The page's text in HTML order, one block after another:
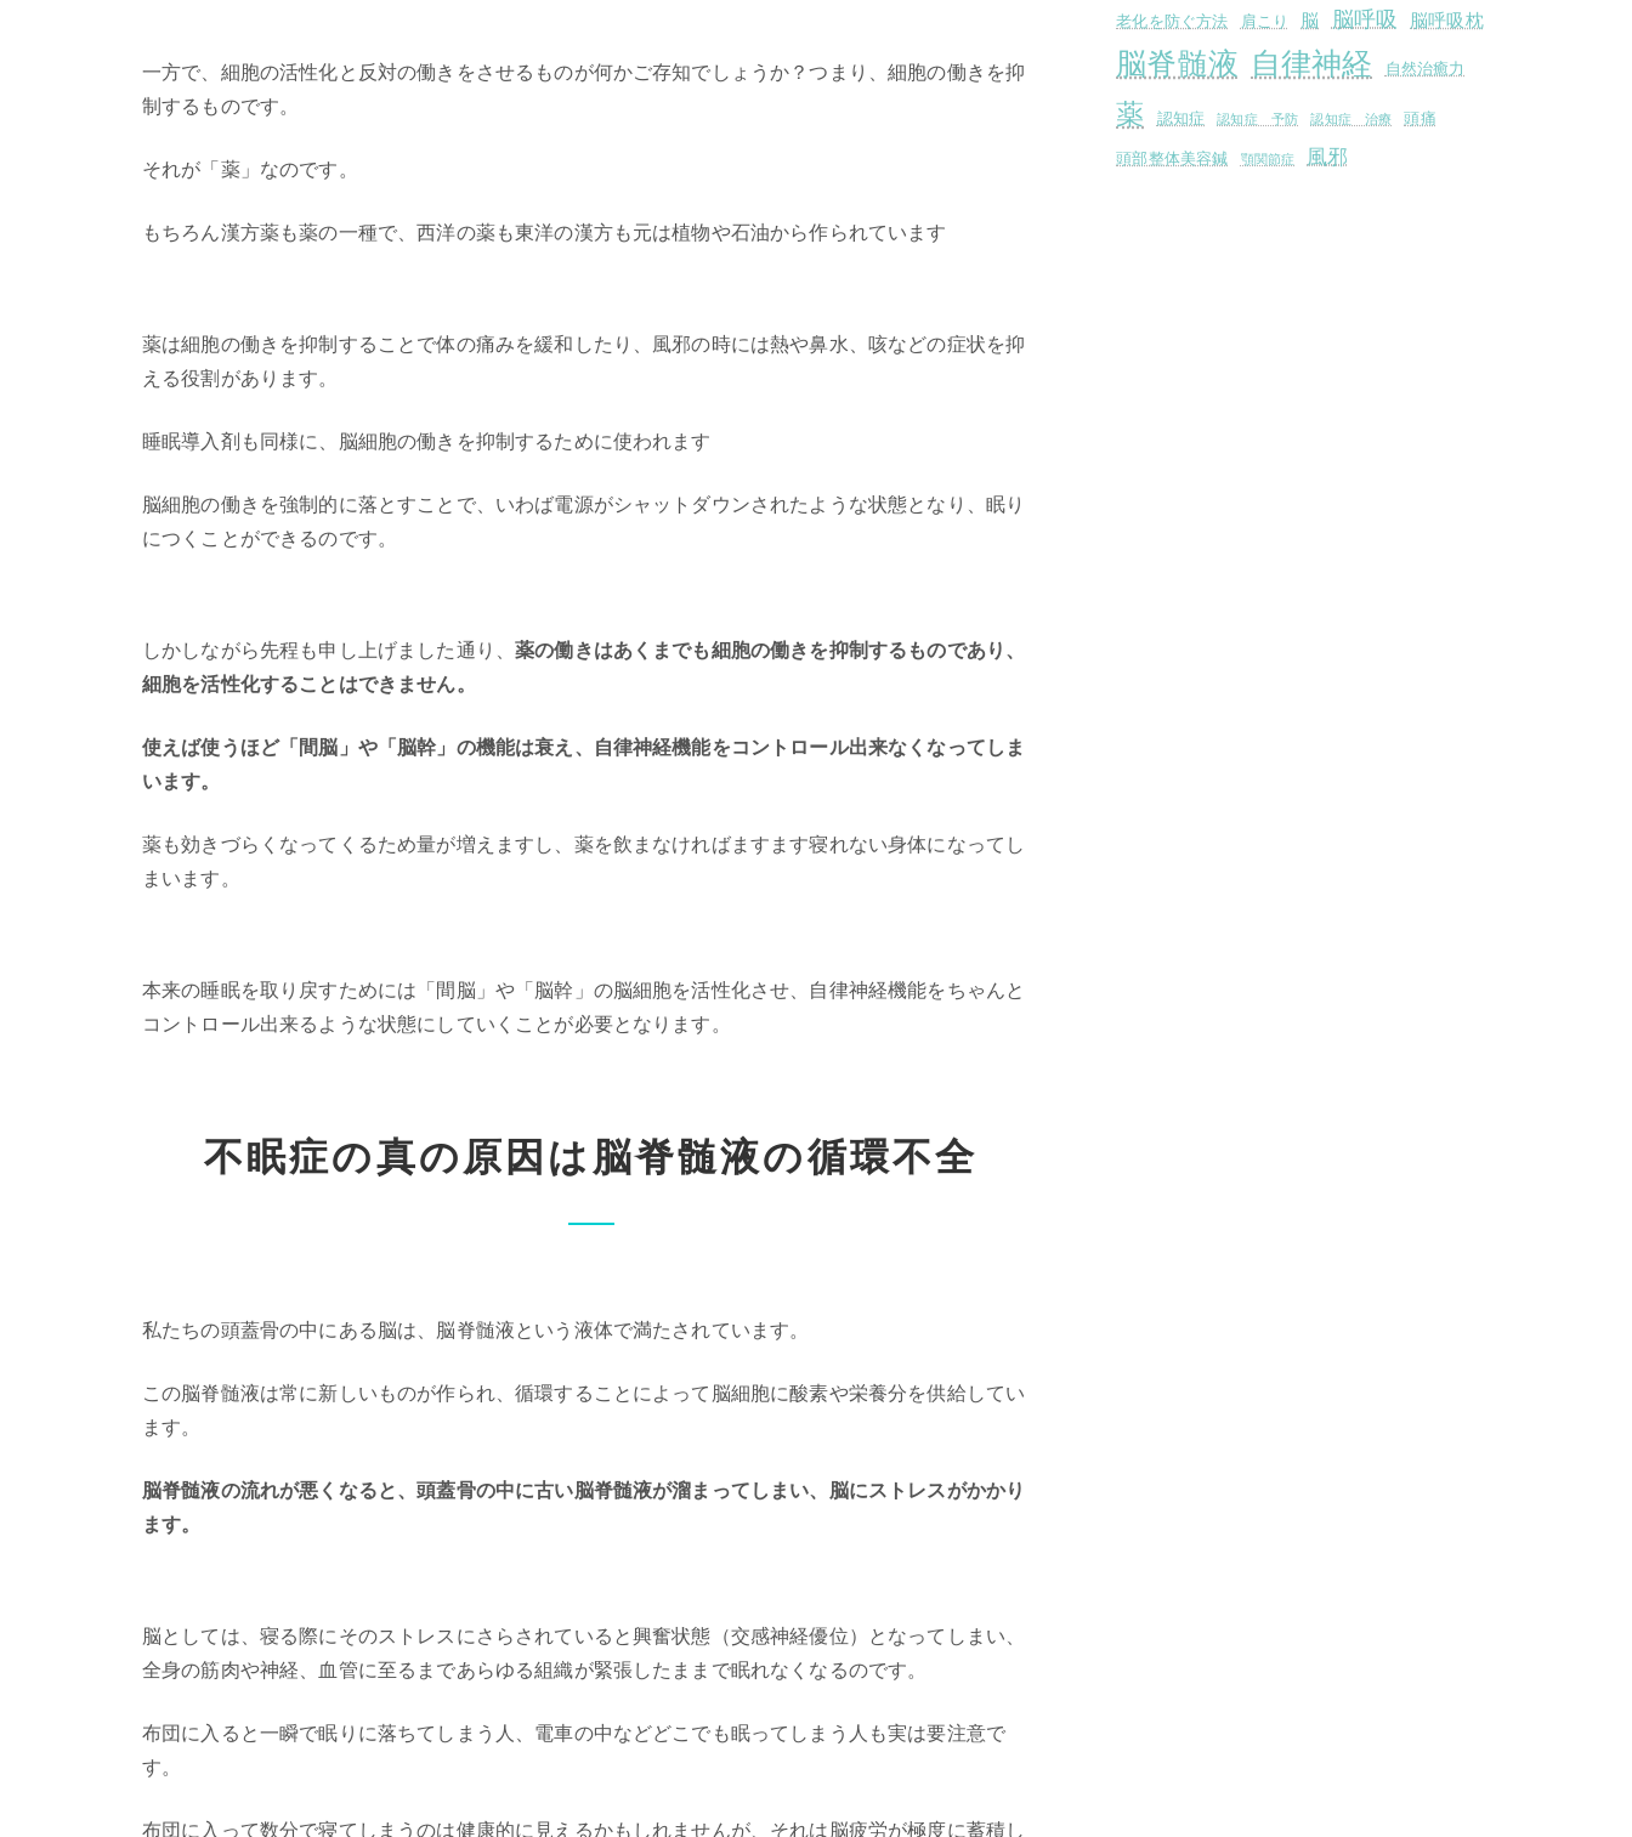
一方で、細胞の活性化と反対の働きをさせるものが何かご存知でしょうか？つまり、細胞の働きを抑
制するものです。
それが「薬」なのです。
もちろん漢方薬も薬の一種で、西洋の薬も東洋の漢方も元は植物や石油から作られています
薬は細胞の働きを抑制することで体の痛みを緩和したり、風邪の時には熱や鼻水、咳などの症状を抑
える役割があります。
睡眠導入剤も同様に、脳細胞の働きを抑制するために使われます
脳細胞の働きを強制的に落とすことで、いわば電源がシャットダウンされたような状態となり、眠り
につくことができるのです。
しかしながら先程も申し上げました通り、薬の働きはあくまでも細胞の働きを抑制するものであり、
細胞を活性化することはできません。
使えば使うほど「間脳」や「脳幹」の機能は衰え、自律神経機能をコントロール出来なくなってしま
います。
薬も効きづらくなってくるため量が増えますし、薬を飲まなければますます寝れない身体になってし
まいます。
本来の睡眠を取り戻すためには「間脳」や「脳幹」の脳細胞を活性化させ、自律神経機能をちゃんと
コントロール出来るような状態にしていくことが必要となります。
不眠症の真の原因は脳脊髄液の循環不全
私たちの頭蓋骨の中にある脳は、脳脊髄液という液体で満たされています。
この脳脊髄液は常に新しいものが作られ、循環することによって脳細胞に酸素や栄養分を供給してい
ます。
脳脊髄液の流れが悪くなると、頭蓋骨の中に古い脳脊髄液が溜まってしまい、脳にストレスがかかり
ます。
脳としては、寝る際にそのストレスにさらされていると興奮状態（交感神経優位）となってしまい、
全身の筋肉や神経、血管に至るまであらゆる組織が緊張したままで眠れなくなるのです。
布団に入ると一瞬で眠りに落ちてしまう人、電車の中などどこでも眠ってしまう人も実は要注意で
す。
布団に入って数分で寝てしまうのは健康的に見えるかもしれませんが、それは脳疲労が極度に蓄積し
老化を防ぐ方法 肩こり 脳 脳呼吸 脳呼吸枕
脳脊髄液 自律神経 自然治癒力
薬 認知症 認知症 予防 認知症 治療 頭痛
頭部整体美容鍼 顎関節症 風邪